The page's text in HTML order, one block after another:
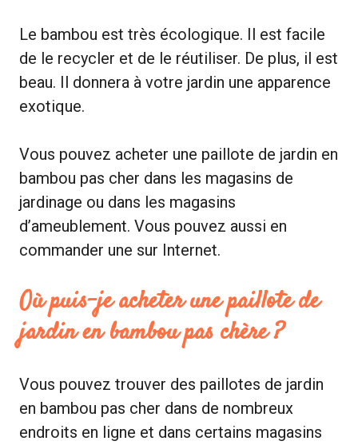
Le bambou est très écologique. Il est facile
de le recycler et de le réutiliser. De plus, il est
beau. Il donnera à votre jardin une apparence
exotique.
Vous pouvez acheter une paillote de jardin en
bambou pas cher dans les magasins de
jardinage ou dans les magasins
d’ameublement. Vous pouvez aussi en
commander une sur Internet.
Où puis-je acheter une paillote de
jardin en bambou pas chère ?
Vous pouvez trouver des paillotes de jardin
en bambou pas cher dans de nombreux
endroits en ligne et dans certains magasins